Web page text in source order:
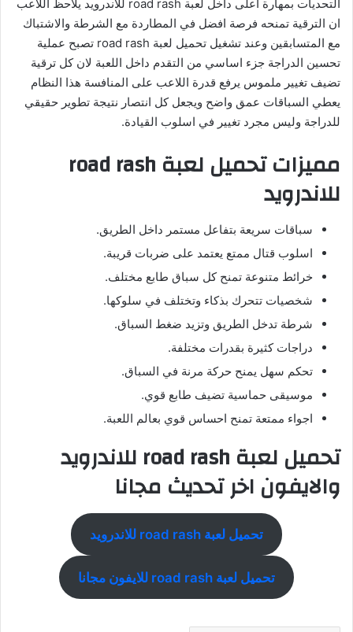
التحديات بمهارة اعلى داخل لعبة road rash للاندرويد يلاحظ اللاعب
ان الترقية تمنحه فرصة افضل في المطاردة مع الشرطة والاشتباك
مع المتسابقين وعند تشغيل تحميل لعبة road rash تصبح عملية
تحسين الدراجة جزء اساسي من التقدم داخل اللعبة لان كل ترقية
تضيف تغيير ملموس يرفع قدرة اللاعب على المنافسة هذا النظام
يعطي السباقات عمق واضح ويجعل كل انتصار نتيجة تطوير حقيقي
للدراجة وليس مجرد تغيير في اسلوب القيادة.
مميزات تحميل لعبة road rash
للاندرويد
سباقات سريعة بتفاعل مستمر داخل الطريق.
اسلوب قتال ممتع يعتمد على ضربات قريبة.
خرائط متنوعة تمنح كل سباق طابع مختلف.
شخصيات تتحرك بذكاء وتختلف في سلوكها.
شرطة تدخل الطريق وتزيد ضغط السباق.
دراجات كثيرة بقدرات مختلفة.
تحكم سهل يمنح حركة مرنة في السباق.
موسيقى حماسية تضيف طابع قوي.
اجواء ممتعة تمنح احساس قوي بعالم اللعبة.
تحميل لعبة road rash للاندرويد
والايفون اخر تحديث مجانا
تحميل لعبة road rash للاندرويد
تحميل لعبة road rash للايفون مجانا